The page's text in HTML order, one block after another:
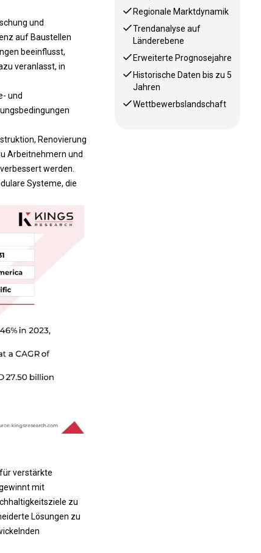
und
auf Baustellen
beeinflusst,
veranlasst, in
und
Renovierung
Arbeitnehmern und
werden.
Systeme, die
verstärkte
mit
zu
Lösungen zu
Regionale Marktdynamik
Trendanalyse auf
Länderebene
Erweiterte Prognosejahre
Historische Daten bis zu 5
Jahren
Wettbewerbslandschaft